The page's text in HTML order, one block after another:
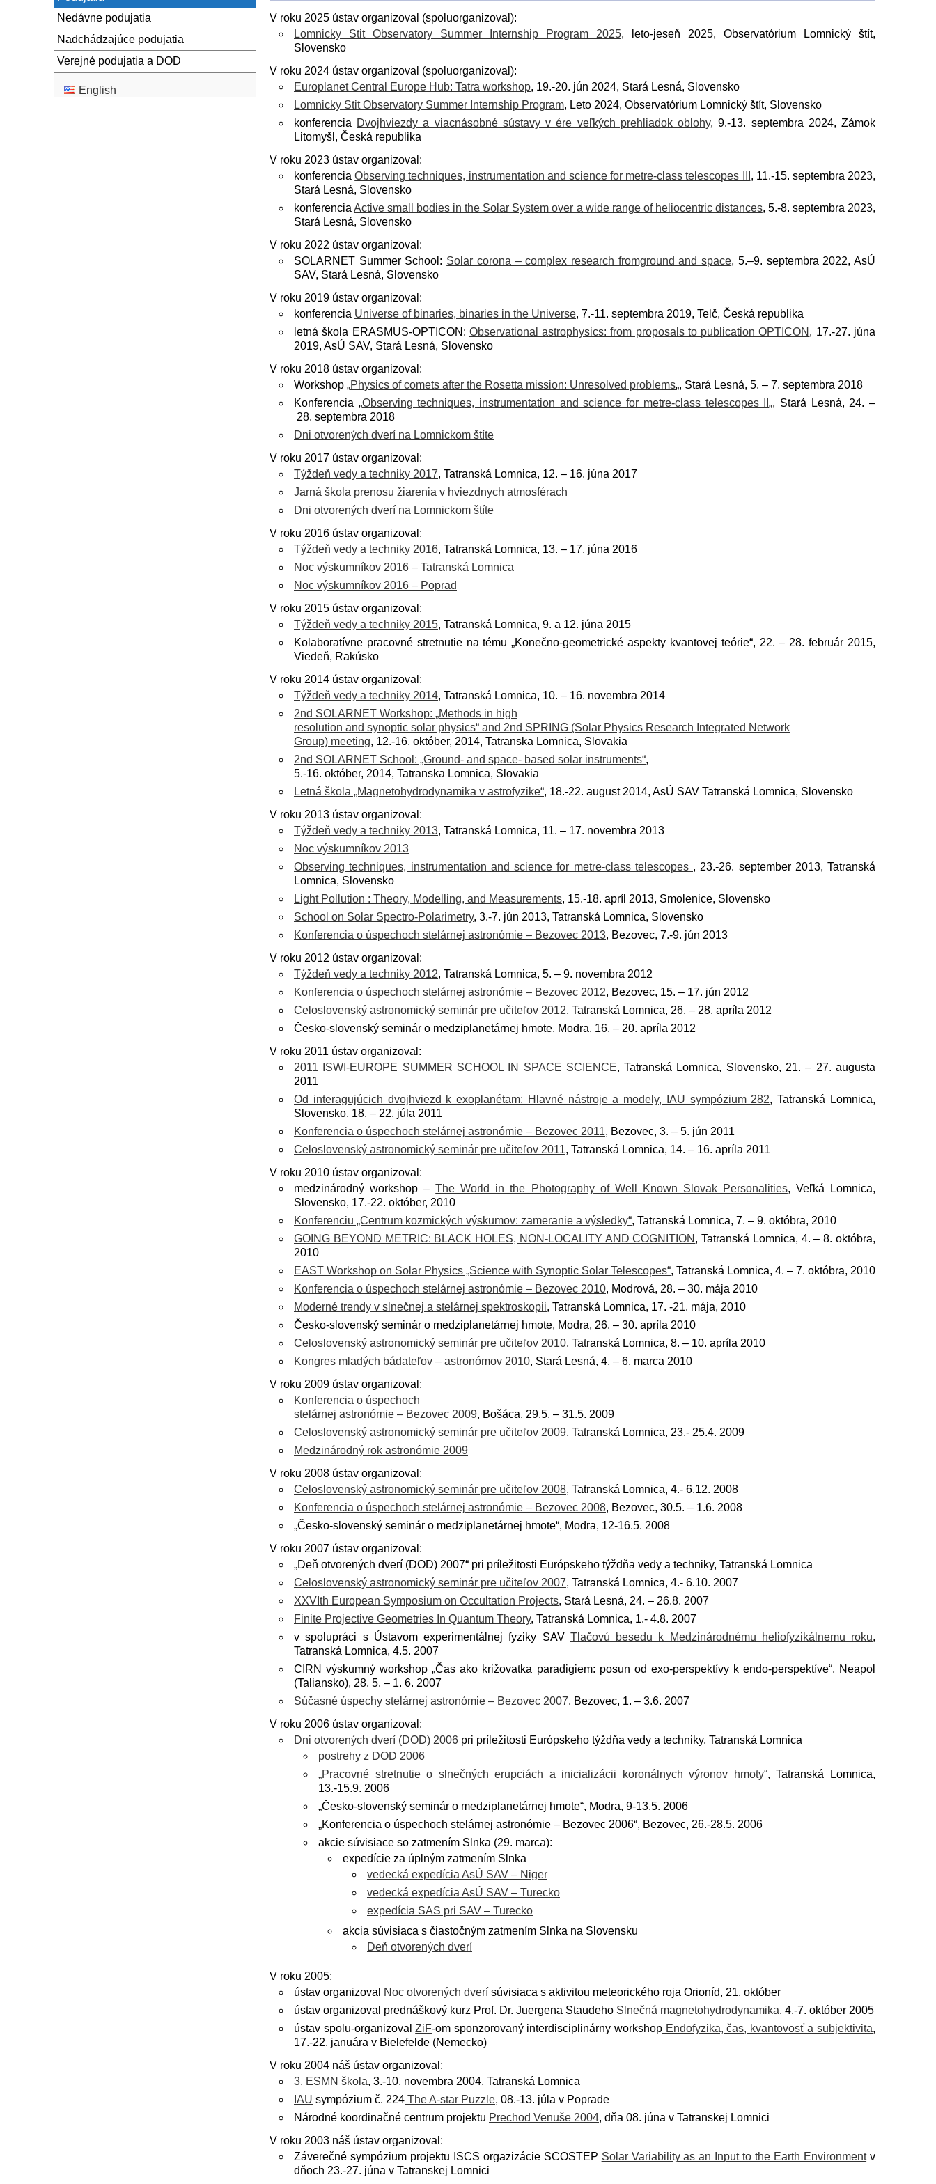
Vedecká
rada
Národný
komitét
pre
IAU
História
Bečvář
–
zakladateľ
AsÚ
Zoznam
publikácií
Meteorické
dátové
centrum
a
médiami
Popularizačné
zákazky
V roku 2025 ústav organizoval (spoluorganizoval):
Lomnicky Stit Observatory Summer Internship Program 2025, leto-jeseň 2025, Observatórium Lomnický štít,
Slovensko
V roku 2024 ústav organizoval (spoluorganizoval):
Europlanet Central Europe Hub: Tatra workshop, 19.-20. jún 2024, Stará Lesná, Slovensko
Lomnicky Stit Observatory Summer Internship Program, Leto 2024, Observatórium Lomnický štít, Slovensko
konferencia Dvojhviezdy a viacnásobné sústavy v ére veľkých prehliadok oblohy, 9.-13. septembra 2024, Zámok
Litomyšl, Česká republika
V roku 2023 ústav organizoval:
konferenciaObserving techniques, instrumentation and science for metre-class telescopes III , 11.-15. septembra 2023,
Stará Lesná, Slovensko
konferenciaActive small bodies in the Solar System over a wide range of heliocentric distances, 5.-8. septembra 2023,
Stará Lesná, Slovensko
V roku 2022 ústav organizoval:
SOLARNET Summer School: Solar corona – complex research fromground and space, 5.–9. septembra 2022, AsÚ
SAV, Stará Lesná, Slovensko
V roku 2019 ústav organizoval:
konferencia Universe of binaries, binaries in the Universe, 7.-11. septembra 2019, Telč, Česká republika
letná škola ERASMUS-OPTICON: Observational astrophysics: from proposals to publication OPTICON , 17.-27. júna
2019, AsÚ SAV, Stará Lesná, Slovensko
V roku 2018 ústav organizoval:
Workshop „Physics of comets after the Rosetta mission: Unresolved problems„, Stará Lesná, 5. – 7. septembra 2018
Konferencia „Observing techniques, instrumentation and science for metre-class telescopes II„, Stará Lesná, 24. –
28. septembra 2018
Dni otvorených dverí na Lomnickom štíte
V roku 2017 ústav organizoval:
Týždeň vedy a techniky 2017, Tatranská Lomnica, 12. – 16. júna 2017
Jarná škola prenosu žiarenia v hviezdnych atmosférach
Dni otvorených dverí na Lomnickom štíte
V roku 2016 ústav organizoval:
Týždeň vedy a techniky 2016, Tatranská Lomnica, 13. – 17. júna 2016
Noc výskumníkov 2016 – Tatranská Lomnica
Noc výskumníkov 2016 – Poprad
V roku 2015 ústav organizoval:
Týždeň vedy a techniky 2015, Tatranská Lomnica, 9. a 12. júna 2015
Kolaboratívne pracovné stretnutie na tému „Konečno-geometrické aspekty kvantovej teórie“, 22. – 28. február 2015,
Viedeň, Rakúsko
V roku 2014 ústav organizoval:
Týždeň vedy a techniky 2014, Tatranská Lomnica, 10. – 16. novembra 2014
2nd SOLARNET Workshop: „Methods in high
resolution and synoptic solar physics“ and 2nd SPRING (Solar Physics Research Integrated Network
Group) meeting, 12.-16. október, 2014, Tatranska Lomnica, Slovakia
2nd SOLARNET School: „Ground- and space- based solar instruments“,
5.-16. október, 2014, Tatranska Lomnica, Slovakia
Letná škola „Magnetohydrodynamika v astrofyzike“, 18.-22. august 2014, AsÚ SAV Tatranská Lomnica, Slovensko
V roku 2013 ústav organizoval:
Týždeň vedy a techniky 2013, Tatranská Lomnica, 11. – 17. novembra 2013
Noc výskumníkov 2013
Observing techniques, instrumentation and science for metre-class telescopes , 23.-26. september 2013, Tatranská
Lomnica, Slovensko
Light Pollution : Theory, Modelling, and Measurements, 15.-18. apríl 2013, Smolenice, Slovensko
School on Solar Spectro-Polarimetry, 3.-7. jún 2013, Tatranská Lomnica, Slovensko
Konferencia o úspechoch stelárnej astronómie – Bezovec 2013, Bezovec, 7.-9. jún 2013
V roku 2012 ústav organizoval:
Týždeň vedy a techniky 2012, Tatranská Lomnica, 5. – 9. novembra 2012
Konferencia o úspechoch stelárnej astronómie – Bezovec 2012, Bezovec, 15. – 17. jún 2012
Celoslovenský astronomický seminár pre učiteľov 2012, Tatranská Lomnica, 26. – 28. apríla 2012
Česko-slovenský seminár o medziplanetárnej hmote, Modra, 16. – 20. apríla 2012
V roku 2011 ústav organizoval:
2011 ISWI-EUROPE SUMMER SCHOOL IN SPACE SCIENCE, Tatranská Lomnica, Slovensko, 21. – 27. augusta
2011
Od interagujúcich dvojhviezd k exoplanétam: Hlavné nástroje a modely, IAU sympózium 282, Tatranská Lomnica,
Slovensko, 18. – 22. júla 2011
Konferencia o úspechoch stelárnej astronómie – Bezovec 2011, Bezovec, 3. – 5. jún 2011
Celoslovenský astronomický seminár pre učiteľov 2011, Tatranská Lomnica, 14. – 16. apríla 2011
V roku 2010 ústav organizoval:
medzinárodný workshop –The World in the Photography of Well Known Slovak Personalities, Veľká Lomnica,
Slovensko, 17.-22. október, 2010
Konferenciu „Centrum kozmických výskumov: zameranie a výsledky“, Tatranská Lomnica, 7. – 9. októbra, 2010
GOING BEYOND METRIC: BLACK HOLES, NON-LOCALITY AND COGNITION , Tatranská Lomnica, 4. – 8. októbra,
2010
EAST Workshop on Solar Physics „Science with Synoptic Solar Telescopes“, Tatranská Lomnica, 4. – 7. októbra, 2010
Konferencia o úspechoch stelárnej astronómie – Bezovec 2010, Modrová, 28. – 30. mája 2010
Moderné trendy v slnečnej a stelárnej spektroskopii, Tatranská Lomnica, 17. -21. mája, 2010
Česko-slovenský seminár o medziplanetárnej hmote, Modra, 26. – 30. apríla 2010
Celoslovenský astronomický seminár pre učiteľov 2010, Tatranská Lomnica, 8. – 10. apríla 2010
Kongres mladých bádateľov – astronómov 2010, Stará Lesná, 4. – 6. marca 2010
V roku 2009 ústav organizoval:
Konferencia o úspechoch
stelárnej astronómie – Bezovec 2009, Bošáca, 29.5. – 31.5. 2009
Celoslovenský astronomický seminár pre učiteľov 2009, Tatranská Lomnica, 23.- 25.4. 2009
Medzinárodný rok astronómie 2009
V roku 2008 ústav organizoval:
Celoslovenský astronomický seminár pre učiteľov 2008, Tatranská Lomnica, 4.- 6.12. 2008
Konferencia o úspechoch stelárnej astronómie – Bezovec 2008, Bezovec, 30.5. – 1.6. 2008
„Česko-slovenský seminár o medziplanetárnej hmote“, Modra, 12-16.5. 2008
V roku 2007 ústav organizoval:
„Deň otvorených dverí (DOD) 2007“ pri príležitosti Európskeho týždňa vedy a techniky, Tatranská Lomnica
Celoslovenský astronomický seminár pre učiteľov 2007, Tatranská Lomnica, 4.- 6.10. 2007
XXVIth European Symposium on Occultation Projects, Stará Lesná, 24. – 26.8. 2007
Finite Projective Geometries In Quantum Theory, Tatranská Lomnica, 1.- 4.8. 2007
v spolupráci s Ústavom experimentálnej fyziky SAV Tlačovú besedu k Medzinárodnému heliofyzikálnemu roku,
Tatranská Lomnica, 4.5. 2007
CIRN výskumný workshop „Čas ako križovatka paradigiem: posun od exo-perspektívy k endo-perspektíve“, Neapol
(Taliansko), 28. 5. – 1. 6. 2007
Súčasné úspechy stelárnej astronómie – Bezovec 2007, Bezovec, 1. – 3.6. 2007
V roku 2006 ústav organizoval:
Dni otvorených dverí (DOD) 2006 pri príležitosti Európskeho týždňa vedy a techniky, Tatranská Lomnica
postrehy z DOD 2006
„Pracovné stretnutie o slnečných erupciách a inicializácii koronálnych výronov hmoty“, Tatranská Lomnica,
13.-15.9. 2006
„Česko-slovenský seminár o medziplanetárnej hmote“, Modra, 9-13.5. 2006
„Konferencia o úspechoch stelárnej astronómie – Bezovec 2006“, Bezovec, 26.-28.5. 2006
akcie súvisiace so zatmením Slnka (29. marca):
expedície za úplným zatmením Slnka
vedecká expedícia AsÚ SAV – Niger
vedecká expedícia AsÚ SAV – Turecko
expedícia SAS pri SAV – Turecko
akcia súvisiaca s čiastočným zatmením Slnka na Slovensku
Deň otvorených dverí
V roku 2005:
ústav organizoval
Noc otvorených dverí súvisiaca s aktivitou meteorického roja Orioníd, 21. október
ústav organizoval prednáškový kurz Prof. Dr. Juergena Staudeho Slnečná magnetohydrodynamika, 4.-7. október 2005
ústav spolu-organizovalZiF-om sponzorovaný interdisciplinárny workshop Endofyzika, čas, kvantovosť a subjektivita,
17.-22. januára v Bielefelde (Nemecko)
V roku 2004 náš ústav organizoval:
3. ESMN škola, 3.-10, novembra 2004, Tatranská Lomnica
IAU sympózium č. 224 The A-star Puzzle, 08.-13. júla v Poprade
Národné koordinačné centrum projektu Prechod Venuše 2004, dňa 08. júna v Tatranskej Lomnici
V roku 2003 náš ústav organizoval:
Záverečné sympózium projektu ISCS orgazizácie SCOSTEP Solar Variability as an Input to the Earth Environmentv
dňoch 23.-27. júna v Tatranskej Lomnici
Nedávne podujatia
Nadchádzajúce podujatia
Verejné podujatia a DOD
English